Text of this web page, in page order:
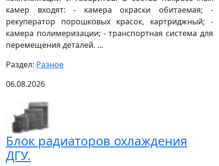
камер входят: - камера окраски обитаемая; -
рекуператор порошковых красок, картриджный; -
камера полимеризации; - транспортная система для
перемещения деталей. ...
Раздел: Разное
06.08.2026
Блок радиаторов охлаждения
ДГУ.